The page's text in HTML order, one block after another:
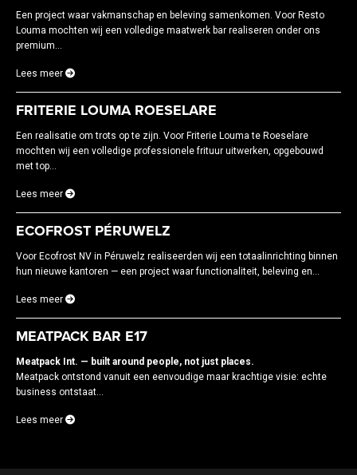
Een project waar vakmanschap en beleving samenkomen. Voor Resto
Louma mochten wij een volledige maatwerk bar realiseren onder ons
premium...
Lees meer
FRITERIE LOUMA ROESELARE
Een realisatie om trots op te zijn. Voor Friterie Louma te Roeselare
mochten wij een volledige professionele frituur uitwerken, opgebouwd
met top...
Lees meer
ECOFROST PÉRUWELZ
Voor Ecofrost NV in Péruwelz realiseerden wij een totaalinrichting binnen
hun nieuwe kantoren — een project waar functionaliteit, beleving en...
Lees meer
MEATPACK BAR E17
Meatpack Int. — built around people, not just places.
Meatpack ontstond vanuit een eenvoudige maar krachtige visie: echte
business ontstaat...
Lees meer